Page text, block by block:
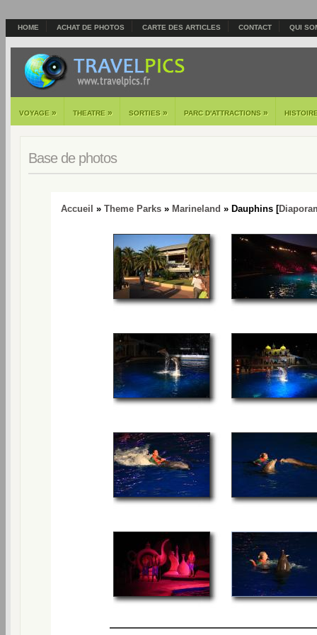
HOME ACHAT DE PHOTOS CARTE DES ARTICLES CONTACT QUI
VOYAGE » THEATRE » SORTIES » PARC D'ATTRACTIONS »
Base de photos
Accueil » Theme Parks » Marineland » Dauphins [